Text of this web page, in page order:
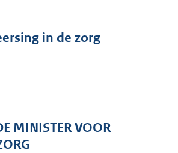
s
e
in de zorg
MINISTER VOOR